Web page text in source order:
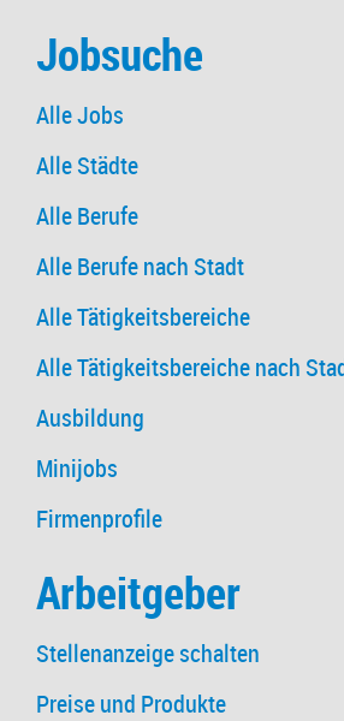
Jobsuche
Alle Jobs
Alle Städte
Alle Berufe
Alle Berufe nach Stadt
Alle Tätigkeitsbereiche
Alle Tätigkeitsbereiche nach
Ausbildung
Minijobs
Firmenprofile
Arbeitgeber
Stellenanzeige schalten
Preise und Produkte